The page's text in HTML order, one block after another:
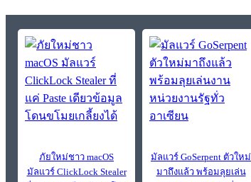
ภัยใหม่ชาว macOS
มัลแวร์ ClickLock Stealer
มัลแวร์ GoSerpent ตัวใหม่
มาถึงแล้ว พร้อมลุยเล่น